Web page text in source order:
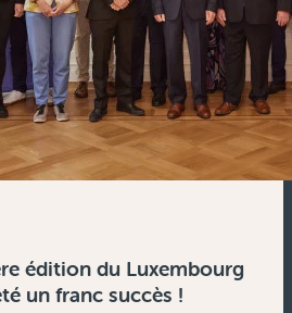
édition du Luxembourg
un franc succès !